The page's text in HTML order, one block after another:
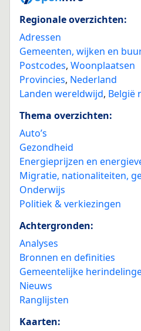
Regionale overzichten:
Adressen
Gemeenten, wijken en
Postcodes, Woonplaatsen
Provincies, Nederland
Landen wereldwijd, België
Thema overzichten:
Auto’s
Gezondheid
Energieprijzen en
Migratie, nationaliteiten,
Onderwijs
Politiek & verkiezingen
Achtergronden:
Analyses
Bronnen en definities
Gemeentelijke
Nieuws
Ranglijsten
Kaarten: